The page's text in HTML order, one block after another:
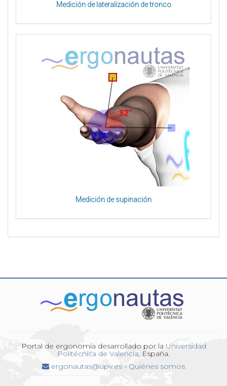
Medición de lateralización de tronco
Medición de supinación
Portal de ergonomía desarrollado por la Universidad
Politécnica de Valencia, España.
ergonautas@upv.es - Quiénes somos